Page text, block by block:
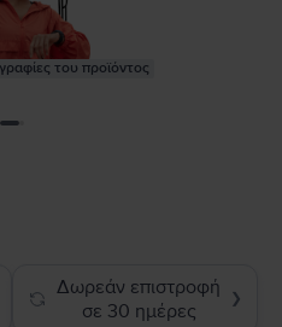
του προϊόντος
Δωρεάν επιστροφή
σε 30 ημέρες
❯